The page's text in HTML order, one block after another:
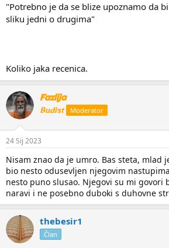
"Potrebno je da se blize upoznamo da
sliku jedni o drugima"
Koliko jaka recenica.
Fazlija
Budist Moderator
24 Sij 2023
Nisam znao da je umro. Bas steta, mlad
bio nesto odusevljen njegovim
nesto puno slusao. Njegovi su mi govori
naravi i ne posebno duboki s duhovne
thebesir1
Član